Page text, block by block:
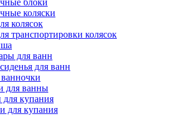
блоки
коляски
колясок
транспортировки колясок
для ванн
для ванн
для ванны
купания
для купания